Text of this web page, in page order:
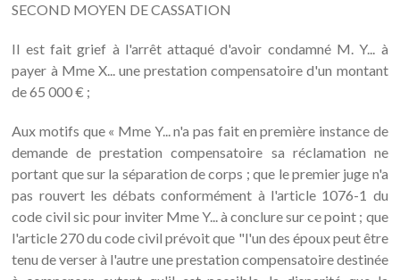
SECOND MOYEN DE CASSATION
Il est fait grief à l'arrêt attaqué d'avoir condamné M. Y... à
payer à Mme X... une prestation compensatoire d'un montant
de 65 000 € ;
Aux motifs que « Mme Y... n'a pas fait en première instance de
demande de prestation compensatoire sa réclamation ne
portant que sur la séparation de corps ; que le premier juge n'a
pas rouvert les débats conformément à l'article 1076-1 du
code civil sic pour inviter Mme Y... à conclure sur ce point ; que
l'article 270 du code civil prévoit que "l'un des époux peut être
tenu de verser à l'autre une prestation compensatoire destinée